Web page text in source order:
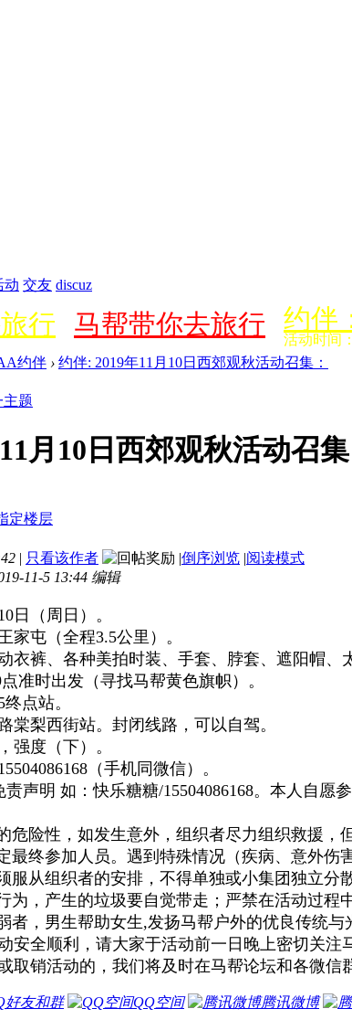
动 交友 discuz
行 马帮带你去旅行 约伴
活动时间
约伴 › 约伴: 2019年11月10日西郊观秋活动召集：
月10日西郊观秋活动召集
| 只看该作者 |倒序浏览 |阅读模式
11-5 13:44 编辑
日（周日）。
屯（全程3.5公里）。
衣裤、各种美拍时装、手套、脖套、遮阳帽、
准时出发（寻找马帮黄色旗帜）。
点站。
棠梨西街站。封闭线路，可以自驾。
强度（下）。
（手机同微信）。
声明 如：快乐糖糖/15504086168。本人自愿
险性，如发生意外，组织者尽力组织救援，
终参加人员。遇到特殊情况（疾病、意外伤
从组织者的安排，不得单独或小集团独立分
，产生的垃圾要自觉带走；严禁在活动过程
，男生帮助女生,发扬马帮户外的优良传统与
安全顺利，请大家于活动前一日晚上密切关
取销活动的，我们将及时在马帮论坛和各微信
好友和群 QQ空间 腾讯微博